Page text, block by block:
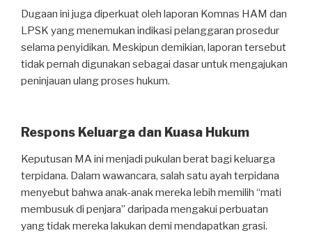
Dugaan ini juga diperkuat oleh laporan Komnas HAM dan
LPSK yang menemukan indikasi pelanggaran prosedur
selama penyidikan. Meskipun demikian, laporan tersebut
tidak pernah digunakan sebagai dasar untuk mengajukan
peninjauan ulang proses hukum.
Respons Keluarga dan Kuasa Hukum
Keputusan MA ini menjadi pukulan berat bagi keluarga
terpidana. Dalam wawancara, salah satu ayah terpidana
menyebut bahwa anak-anak mereka lebih memilih “mati
membusuk di penjara” daripada mengakui perbuatan
yang tidak mereka lakukan demi mendapatkan grasi.